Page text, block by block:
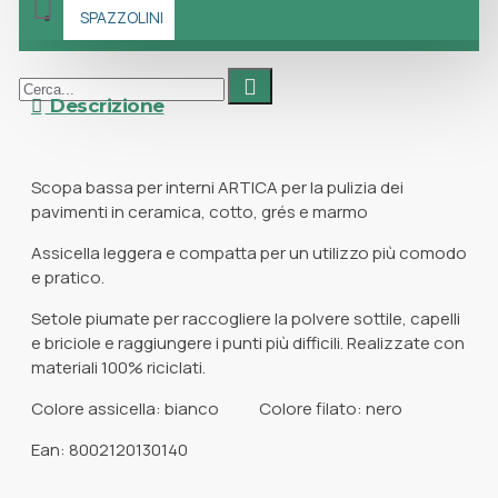
SPAZZOLINI
Descrizione
Scopa bassa per interni ARTICA per la pulizia dei
pavimenti in ceramica, cotto, grés e marmo
Assicella leggera e compatta per un utilizzo più comodo
e pratico.
Setole piumate per raccogliere la polvere sottile, capelli
e briciole e raggiungere i punti più difficili. Realizzate con
materiali 100% riciclati.
Colore assicella: bianco Colore filato: nero
Ean: 8002120130140